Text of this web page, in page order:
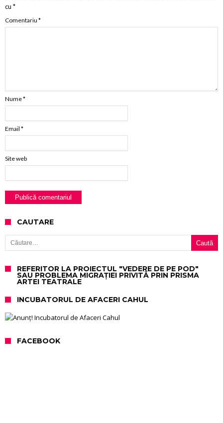
cu *
Comentariu *
Nume*
Email *
Site web
CAUTARE
Caută după:
REFERITOR LA PROIECTUL "VEDERE DE PE POD"
SAU PROBLEMA MIGRAȚIEI PRIVITĂ PRIN PRISMA
ARTEI TEATRALE
INCUBATORUL DE AFACERI CAHUL
FACEBOOK